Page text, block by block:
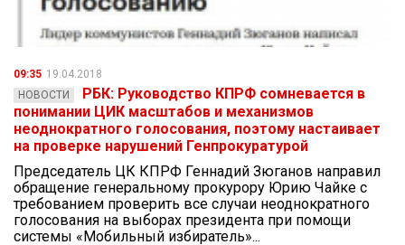
09:35 19.04.2018
НОВОСТИ
РБК: Руководство КПРФ сомневается в
понимании ЦИК масштабов и механизмов
неоднократного голосования, поэтому настаивает
на проверке нарушений Генпрокуратурой
Председатель ЦК КПРФ Геннадий Зюганов направил
обращение генеральному прокурору Юрию Чайке с
требованием проверить все случаи неоднократного
голосования на выборах президента при помощи
системы «Мобильный избиратель»...